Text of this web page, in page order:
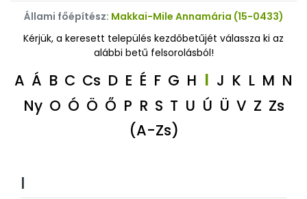
Állami főépítész: Makkai-Mile Annamária (15-0433)
Kérjük, a keresett település kezdőbetűjét válassza ki az
alábbi betű felsorolásból!
A Á B C Cs D E É F G H I J K L M N
Ny O Ó Ö Ő P R S T U Ú Ü V Z Zs
(A-Zs)
I